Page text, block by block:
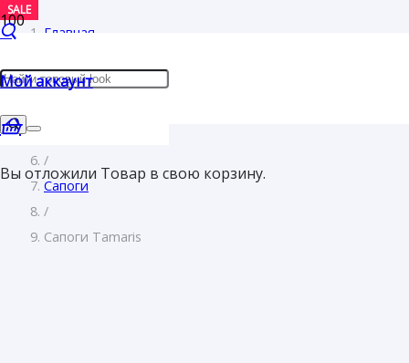
Мой аккаунт
Вы отложили Товар в свою корзину.
Главная
Женщинам
/
Сапоги
/
Сапоги Tamaris
SALE
SALE
SALE